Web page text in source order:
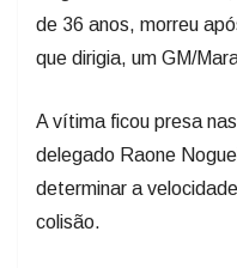
de 36 anos, morreu
que dirigia, um GM/
A vítima ficou presa
delegado Raone
determinar a
colisão.